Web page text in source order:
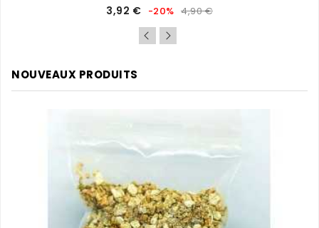
Prix
3,92 € Prix
de
base
-20% 4,90 €
NOUVEAUX PRODUITS